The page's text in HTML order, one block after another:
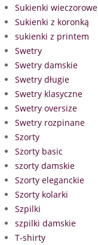
Sukienki wieczorowe
Sukienki z koronką
sukienki z printem
Swetry
Swetry damskie
Swetry długie
Swetry klasyczne
Swetry oversize
Swetry rozpinane
Szorty
Szorty basic
szorty damskie
Szorty eleganckie
Szorty kolarki
Szpilki
szpilki damskie
T-shirty